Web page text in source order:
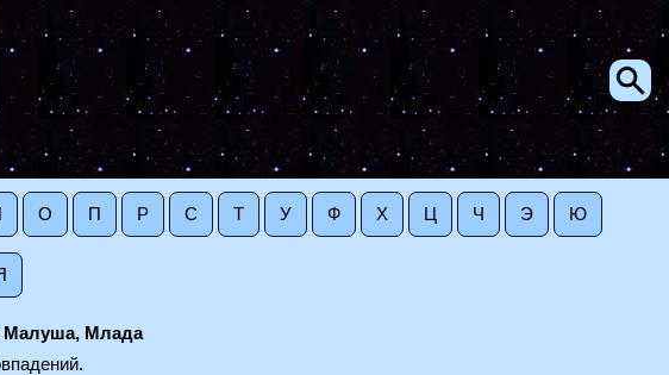
О П Р С Т У Ф Х Ц Ч Э Ю
Малуша, Млада